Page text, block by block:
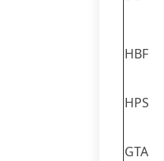
HBF
HPS
GTA